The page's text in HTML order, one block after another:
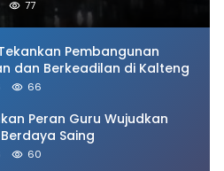
77
Pembangunan
dan Berkeadilan di Kalteng
66
Peran Guru Wujudkan
Saing
60